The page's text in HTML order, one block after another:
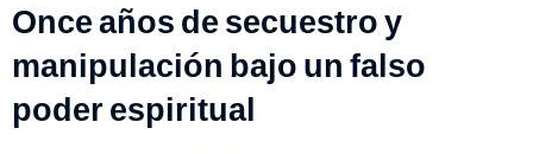
Once años de secuestro y
manipulación bajo un falso
poder espiritual